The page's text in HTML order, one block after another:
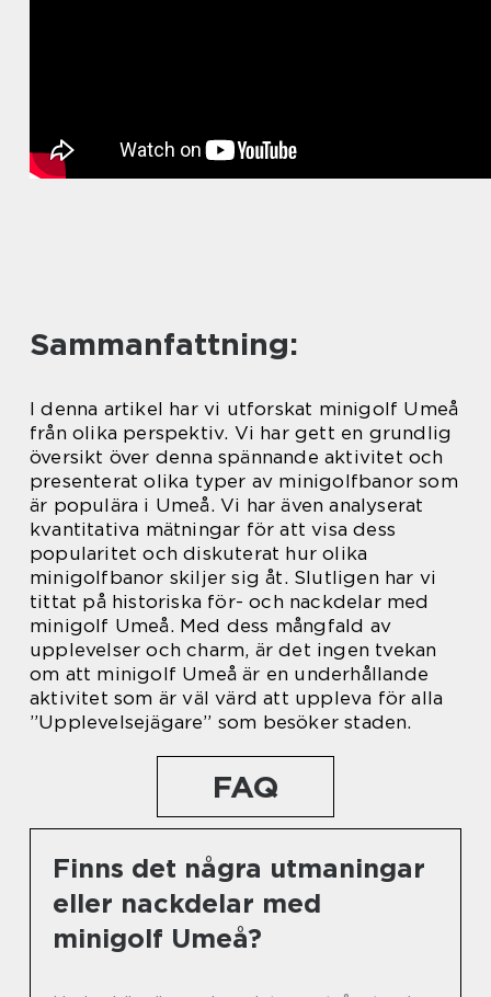
Sammanfattning:
I denna artikel har vi utforskat minigolf Umeå
från olika perspektiv. Vi har gett en grundlig
översikt över denna spännande aktivitet och
presenterat olika typer av minigolfbanor som
är populära i Umeå. Vi har även analyserat
kvantitativa mätningar för att visa dess
popularitet och diskuterat hur olika
minigolfbanor skiljer sig åt. Slutligen har vi
tittat på historiska för- och nackdelar med
minigolf Umeå. Med dess mångfald av
upplevelser och charm, är det ingen tvekan
om att minigolf Umeå är en underhållande
aktivitet som är väl värd att uppleva för alla
”Upplevelsejägare” som besöker staden.
FAQ
Finns det några utmaningar
eller nackdelar med
minigolf Umeå?